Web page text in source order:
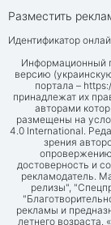
Разместить
Идентификатор
Информационный
версию
портала –
принадлежат их
авторами
размещены на
4.0 International.
зрения
достоверность и
рекламодатель.
релизы",
рекламы и
летнего возраста.